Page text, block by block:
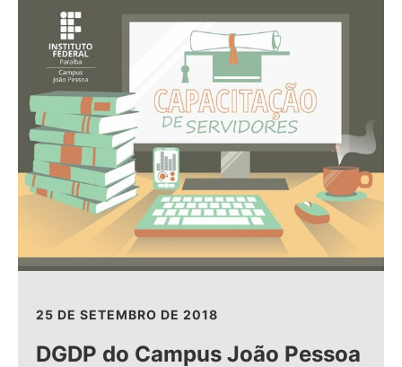
25 DE SETEMBRO DE 2018
DGDP do Campus João Pessoa